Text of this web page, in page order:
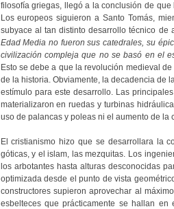
filosofía griegas, llegó a la conclusión de
Los europeos siguieron a Santo Tomás,
subyace al tan distinto desarrollo técnico de
Edad Media no fueron sus catedrales, su
civilización compleja que no se basó en el
Esto se debe a que la revolución medieval
de la historia. Obviamente, la decadencia de
estímulo para este desarrollo. Las
materializaron en ruedas y turbinas
uso de palancas y poleas ni el aumento de la
El cristianismo hizo que se desarrollara la
góticas, y el islam, las mezquitas. Los
los arbotantes hasta alturas desconocidas
optimizada desde el punto de vista
constructores supieron aprovechar al
esbelteces que prácticamente se hallan